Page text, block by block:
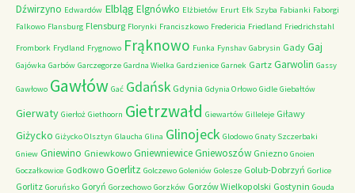
Dźwirzyno Edwardów Elbląg Elgnówko Elżbietów Erurt Ełk Szyba Fabianki Faborgi
Falkowo Flansburg Flensburg Florynki Franciszkowo Fredericia Friedland Friedrichstahl
Frombork Frydland Frygnowo Frąknowo Funka Fynshav Gabrysin Gady Gaj
Gajówka Garbów Garczegorze Gardna Wielka Gardzienice Garnek Gartz Garwolin Gassy
Gawłowo Gawłów Gać Gdańsk Gdynia Gdynia Orłowo Gidle Giebałtów
Gierwaty Gierłoż Giethoorn Gietrzwałd Giewartów Gilleleje Giławy
Giżycko Giżycko Olsztyn Glaucha Glina Glinojeck Glodowo Gnaty Szczerbaki
Gniew Gniewino Gniewkowo GniewniewiceGniewoszów Gniezno Gnoien
Goczałkowice Godkowo Goerlitz Golczewo Goleniów Golesze Golub-Dobrzyń Gorlice
Gorlitz Goruńsko Goryń Gorzechowo Gorzków Gorzów Wielkopolski Gostynin Gouda